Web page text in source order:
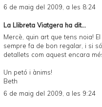
6 de maig del 2009, a les 8:24
La Llibreta Viatgera ha dit...
Mercè, quin art que tens noia!
sempre fa de bon regalar, i si
detallets com aquest encara
Un petó i ànims!
Beth
6 de maig del 2009, a les 9:24